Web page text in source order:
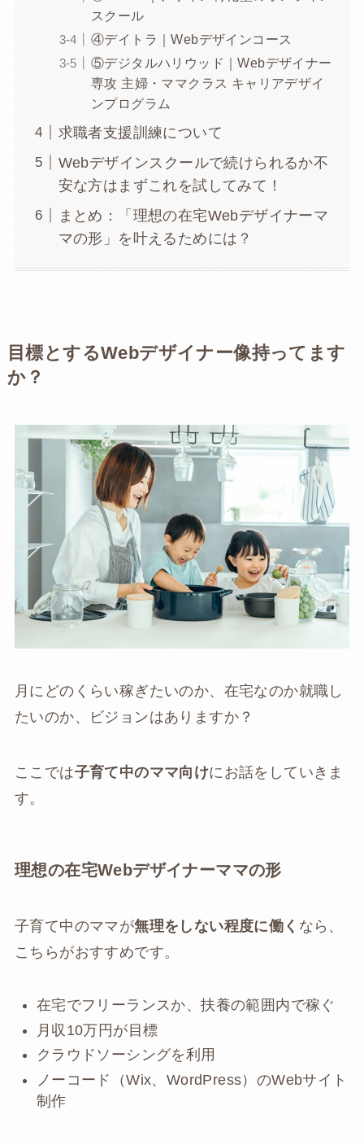
スクール
④デイトラ｜Webデザインコース
⑤デジタルハリウッド｜Webデザイナー
専攻 主婦・ママクラス キャリアデザイ
ンプログラム
求職者支援訓練について
Webデザインスクールで続けられるか不
安な方はまずこれを試してみて！
まとめ：「理想の在宅Webデザイナーマ
マの形」を叶えるためには？
目標とするWebデザイナー像持ってます
か？
月にどのくらい稼ぎたいのか、在宅なのか就職し
たいのか、ビジョンはありますか？
ここでは子育て中のママ向けにお話をしていきま
す。
理想の在宅Webデザイナーママの形
子育て中のママが無理をしない程度に働く なら、
こちらがおすすめです。
在宅でフリーランスか、扶養の範囲内で稼ぐ
月収10万円が目標
クラウドソーシングを利用
ノーコード（Wix、WordPress）のWebサイト
制作